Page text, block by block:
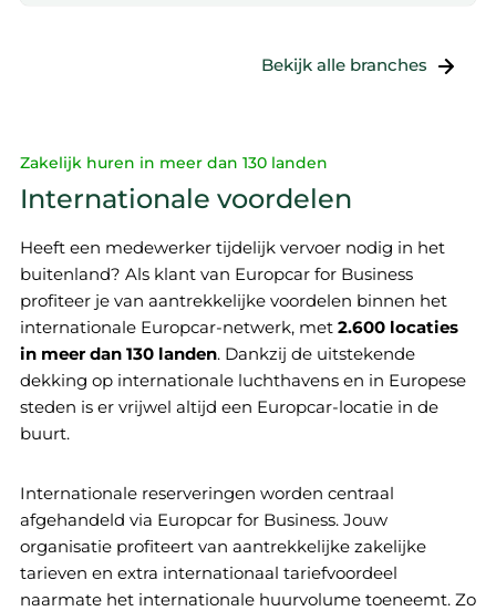
Bekijk alle branches
Zakelijk huren in meer dan 130 landen
Internationale voordelen
Heeft een medewerker tijdelijk vervoer nodig in het
buitenland? Als klant van Europcar for Business
profiteer je van aantrekkelijke voordelen binnen het
internationale Europcar-netwerk, met 2.600 locaties
in meer dan 130 landen. Dankzij de uitstekende
dekking op internationale luchthavens en in Europese
steden is er vrijwel altijd een Europcar-locatie in de
buurt.
Internationale reserveringen worden centraal
afgehandeld via Europcar for Business. Jouw
organisatie profiteert van aantrekkelijke zakelijke
tarieven en extra internationaal tariefvoordeel
naarmate het internationale huurvolume toeneemt. Zo